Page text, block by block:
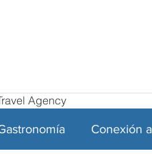
Agency
Conexión